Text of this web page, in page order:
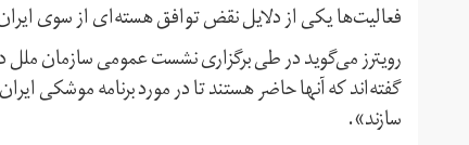
فعالیت‌ها یکی از دلایل نقض توافق هسته‌ای از سوی
رویترز می‌گوید در طی برگزاری نشست عمومی سازمان ملل
گفته‌اند که آنها حاضر هستند تا در مورد برنامه موشکی
سازند».